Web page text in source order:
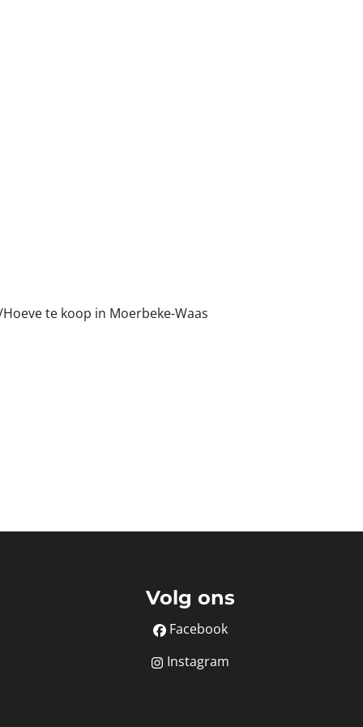
te koop in Moerbeke-Waas
Volg ons
Facebook
Instagram